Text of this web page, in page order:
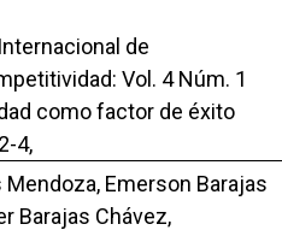
de
Vol. 4 Núm. 1
como factor de éxito
4,
Emerson Barajas
Barajas Chávez,